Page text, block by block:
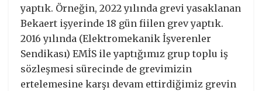
yaptık. Örneğin, 2022 yılında grevi yasaklanan
Bekaert işyerinde 18 gün fiilen grev yaptık.
2016 yılında (Elektromekanik İşverenler
Sendikası) EMİS ile yaptığımız grup toplu iş
sözleşmesi sürecinde de grevimizin
ertelemesine karşı devam ettirdiğimiz grevin